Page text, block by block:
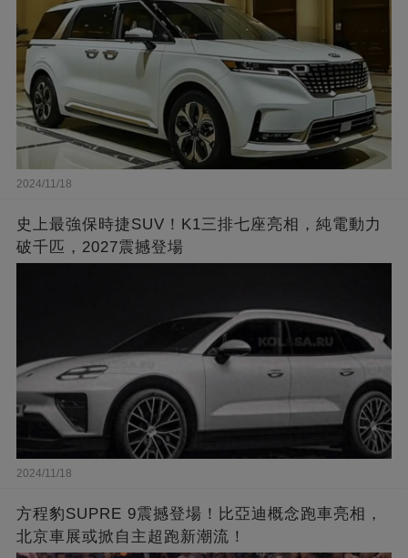
2024/11/18
史上最強保時捷SUV！K1三排七座亮相，純電動力
破千匹，2027震撼登場
2024/11/18
方程豹SUPRE 9震撼登場！比亞迪概念跑車亮相，
北京車展或掀自主超跑新潮流！